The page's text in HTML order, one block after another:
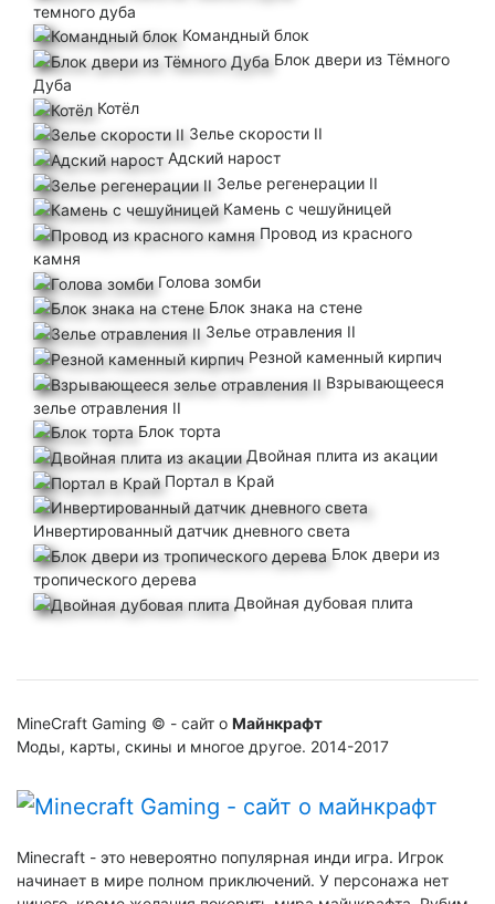
темного дуба
Командный блок
Блок двери из Тёмного
Дуба
Котёл
Зелье скорости II
Адский нарост
Зелье регенерации II
Камень с чешуйницей
Провод из красного
камня
Голова зомби
Блок знака на стене
Зелье отравления II
Резной каменный кирпич
Взрывающееся
зелье отравления II
Блок торта
Двойная плита из акации
Портал в Край
Инвертированный датчик дневного света
Блок двери из
тропического дерева
Двойная дубовая плита
MineCraft Gaming © - сайт о Майнкрафт
Моды, карты, скины и многое другое. 2014-2017
Minecraft - это невероятно популярная инди игра. Игрок
начинает в мире полном приключений. У персонажа нет